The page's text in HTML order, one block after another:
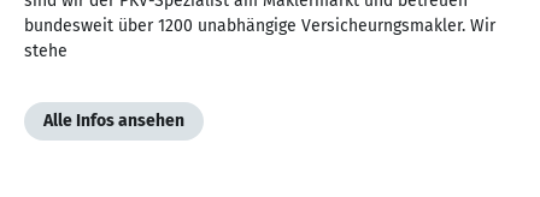
bundesweit über 1200 unabhängige Versicheurngsmakler. Wir
stehe
Alle Infos ansehen